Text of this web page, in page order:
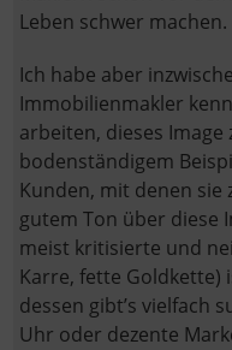
Leben schwer machen.
Ich habe aber
Immobilienmakler
arbeiten, dieses
bodenständigem
Kunden, mit denen
gutem Ton über diese
meist kritisierte und
Karre, fette Goldkette)
dessen gibt’s vielfach
Uhr oder dezente